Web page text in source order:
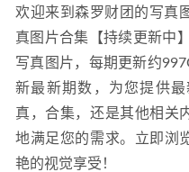
欢迎来到森罗财团的写真
真图片合集【持续更新中
写真图片，每期更新约
新最新期数，为您提供
真，合集，还是其他相关
地满足您的需求。立即浏
艳的视觉享受！